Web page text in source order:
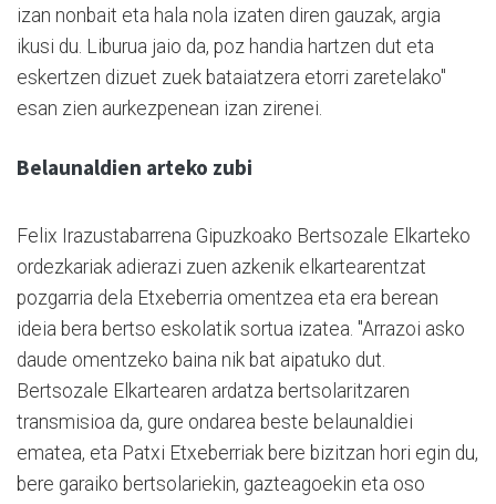
izan nonbait eta hala nola izaten diren gauzak, argia
ikusi du. Liburua jaio da, poz handia hartzen dut eta
eskertzen dizuet zuek bataiatzera etorri zaretelako"
esan zien aurkezpenean izan zirenei.
Belaunaldien arteko zubi
Felix Irazustabarrena Gipuzkoako Bertsozale Elkarteko
ordezkariak adierazi zuen azkenik elkartearentzat
pozgarria dela Etxeberria omentzea eta era berean
ideia bera bertso eskolatik sortua izatea. "Arrazoi asko
daude omentzeko baina nik bat aipatuko dut.
Bertsozale Elkartearen ardatza bertsolaritzaren
transmisioa da, gure ondarea beste belaunaldiei
ematea, eta Patxi Etxeberriak bere bizitzan hori egin du,
bere garaiko bertsolariekin, gazteagoekin eta oso